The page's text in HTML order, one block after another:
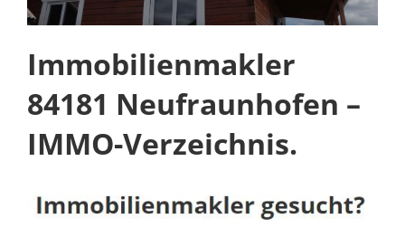
Immobilienmakler
84181 Neufraunhofen –
IMMO-Verzeichnis.